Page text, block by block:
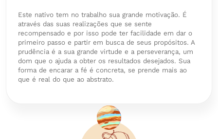
Este nativo tem no trabalho sua grande motivação. É
através das suas realizações que se sente
recompensado e por isso pode ter facilidade em dar o
primeiro passo e partir em busca de seus propósitos. A
prudência é a sua grande virtude e a perseverança, um
dom que o ajuda a obter os resultados desejados. Sua
forma de encarar a fé é concreta, se prende mais ao
que é real do que ao abstrato.